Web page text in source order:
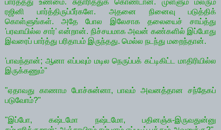
ரஜினி பார்த்திருப்பீர்களே. அதனை நினைவு படுத்திக்
கொள்ளுங்கள். அதே போல இலேசாக தலையைச் சாய்த்து
'பரவாயில்ல சார்' என்றான். நிச்சயமாக அவன் கண்களில் இப்போது
இவரைப் பார்த்து பரிதாபம் இருந்தது. மெல்ல நடந்து மறைந்தான்.
'பாவந்தான்; ஆனா எப்பவும் மடில நெருப்பக் கட்டிகிட்ட மாதிரியில்ல
இருக்கணும்"
"ஏதாவது காணாம போச்சுன்னா, பாவம் அவனத்தான சந்தேகப்
படுவோம்?"
"இப்போ, கஷ்டமோ நஷ்டமோ, பதினஞ்சு-இருவதுன்னு